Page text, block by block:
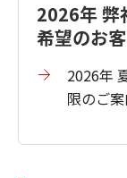
2026年 弊
希望のお
2026年
限のご